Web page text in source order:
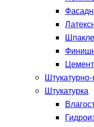
Штукатурка